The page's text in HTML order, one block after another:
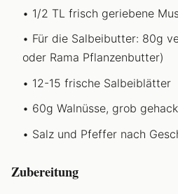
1/2 TL frisch geriebene
Für die Salbeibutter: 80g
oder Rama Pflanzenbutter)
12-15 frische Salbeiblätter
60g Walnüsse, grob
Salz und Pfeffer nach
Zubereitung